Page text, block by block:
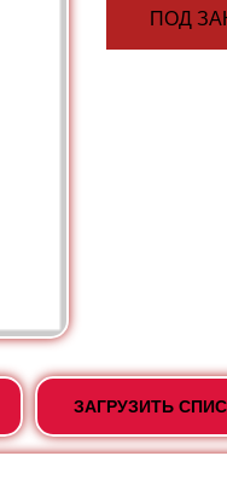
ПОД
ЗАГРУЗИТЬ